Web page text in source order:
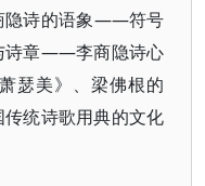
隐诗的语象――符号
诗章――李商隐诗心
瑟美》、梁佛根的
传统诗歌用典的文化